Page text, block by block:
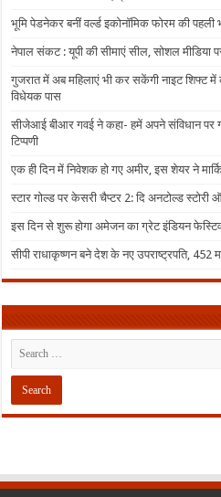
भूमि पेडनेकर बनीं वर्ल्ड इकोनॉमिक फोरम की पहली
नेपाल संकट : यूपी की सीमाएं सील, सोशल मीडिया
गुजरात में अब महिलाएं भी कर सकेंगी नाइट शिफ्ट
विधेयक पास
सीजेआई बीआर गवई ने कहा- हमें अपने संविधान पर
टिप्पणी
एक ही दिन में निवेशक हो गए अमीर, इस शेयर ने
स्टार गोल्ड पर केसरी चैप्टर 2: दि अनटोल्ड स्टोरी
इस दिन से शुरू होगा अमेजन का ग्रेट इंडियन
सीपी राधाकृष्णन बने देश के नए उपराष्ट्रपति, 452